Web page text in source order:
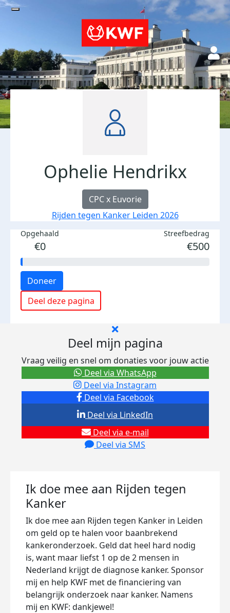
Ophelie Hendrikx
CPC x Euvorie
Rijden tegen Kanker Leiden 2026
Opgehaald
€0
Streefbedrag
€500
Doneer
Deel deze pagina
Deel mijn pagina
Vraag veilig en snel om donaties voor jouw actie
Deel via Facebook
Deel via Instagram
Deel via e-mail
Deel via SMS
Deel via LinkedIn
Deel via WhatsApp
Ik doe mee aan Rijden tegen
Kanker
Ik doe mee aan Rijden tegen Kanker in Leiden
om geld op te halen voor baanbrekend
kankeronderzoek. Geld dat heel hard nodig
is, want maar liefst 1 op de 2 mensen in
Nederland krijgt de diagnose kanker. Sponsor
mij en help KWF met de financiering van
belangrijk onderzoek naar kanker. Namens
mij en KWF: dankjewel!